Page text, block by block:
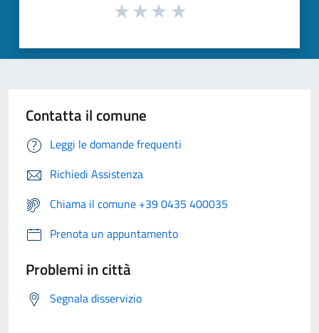
Contatta il comune
Leggi le domande frequenti
Richiedi Assistenza
Chiama il comune +39 0435 400035
Prenota un appuntamento
Problemi in città
Segnala disservizio